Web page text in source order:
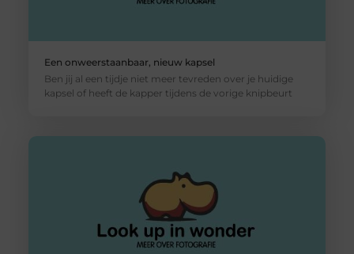
Een onweerstaanbaar, nieuw kapsel
Ben jij al een tijdje niet meer tevreden over je huidige
kapsel of heeft de kapper tijdens de vorige knipbeurt